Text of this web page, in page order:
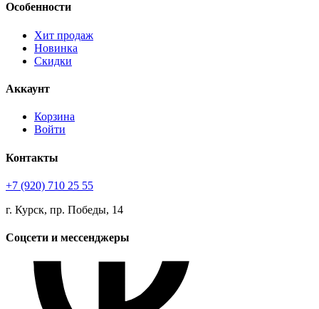
Особенности
Хит продаж
Новинка
Скидки
Аккаунт
Корзина
Войти
Контакты
+7 (920) 710 25 55
г. Курск, пр. Победы, 14
Соцсети и мессенджеры